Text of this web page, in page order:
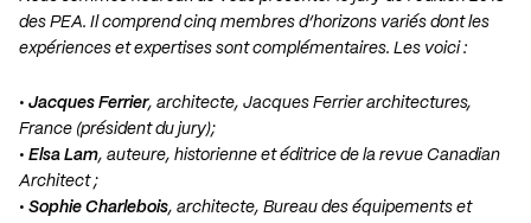
des PEA. Il comprend cinq membres d’horizons variés dont les
expériences et expertises sont complémentaires. Les voici :
• Jacques Ferrier, architecte, Jacques Ferrier architectures,
France (président du jury);
• Elsa Lam, auteure, historienne et éditrice de la revue Canadian
Architect ;
• Sophie Charlebois, architecte, Bureau des équipements et